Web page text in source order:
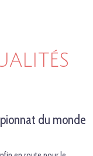
du monde